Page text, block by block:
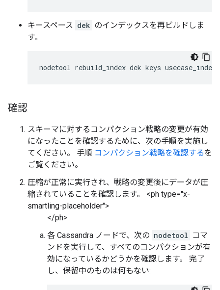
キースペース dek のインデックスを再ビルドしま
す。
nodetool rebuild_index dek keys usecase_index
確認
スキーマに対するコンパクション戦略の変更が有効
になったことを確認するために、次の手順を実施し
てください。 手順 コンパクション戦略を確認するを
ご覧ください。
圧縮が正常に実行され、戦略の変更後にデータが圧
縮されていることを確認します。 <ph type="x-
smartling-placeholder">
</ph>
各 Cassandra ノードで、次の nodetool コマ
ンドを実行して、すべてのコンパクションが有
効になっているかどうかを確認します。 完了
し、保留中のものは何もない: